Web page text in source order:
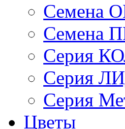
Семена
Семена
Серия
Серия
Серия
Цветы